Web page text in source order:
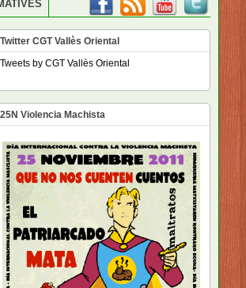
Twitter CGT Vallès Oriental
Tweets by CGT Vallès Oriental
25N Violencia Machista